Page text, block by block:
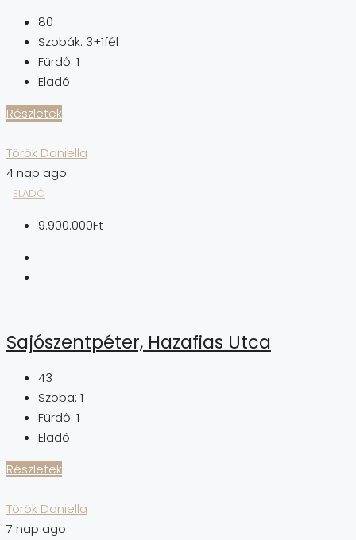
80
Szobák: 3+1fél
Fürdő: 1
Eladó
Részletek
Török Daniella
4 nap ago
ELADÓ
9.900.000Ft
Sajószentpéter, Hazafias Utca
43
Szoba: 1
Fürdő: 1
Eladó
Részletek
Török Daniella
7 nap ago